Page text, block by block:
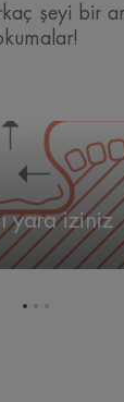
şeyi bir
yara iziniz